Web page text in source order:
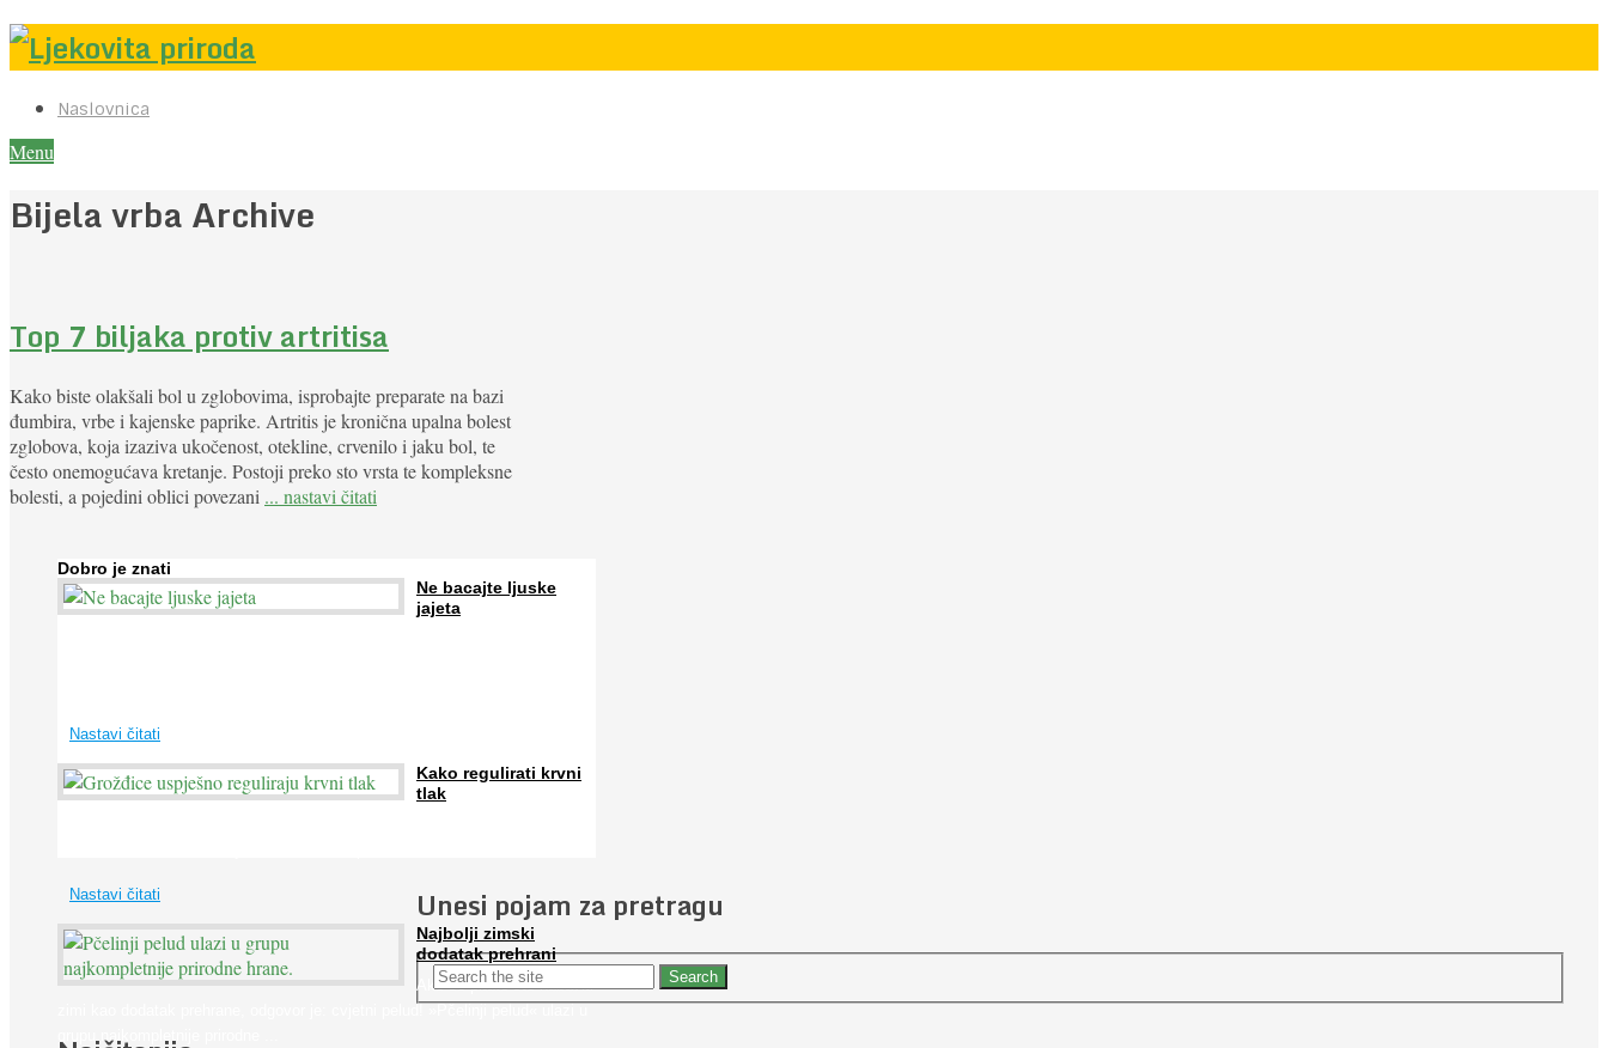
Naslovnica
Menu
Bijela vrba Archive
Top 7 biljaka protiv artritisa
Kako biste olakšali bol u zglobovima, isprobajte preparate na bazi
đumbira, vrbe i kajenske paprike. Artritis je kronična upalna bolest
zglobova, koja izaziva ukočenost, otekline, crvenilo i jaku bol, te
često onemogućava kretanje. Postoji preko sto vrsta te kompleksne
bolesti, a pojedini oblici povezani ... nastavi čitati
Dobro je znati
Ne bacajte ljuske
jajeta
Nastavi čitati
Kako regulirati krvni
tlak
Nastavi čitati
Najbolji zimski
dodatak prehrani
Ako se pitate što nabaviti
grupu najkompletnije prirodne ...
Unesi pojam za pretragu